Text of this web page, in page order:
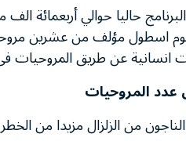
حاليا حوالي أربعمائة
عن طريق المروحيات فى
المروحيات
من الزلزال مزيدا من